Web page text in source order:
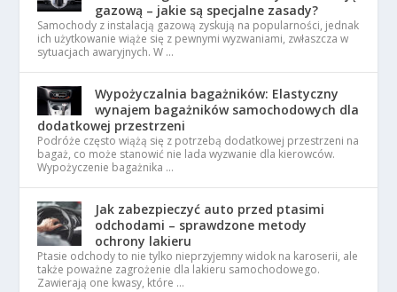
gazową – jakie są specjalne zasady?
Samochody z instalacją gazową zyskują na popularności, jednak
ich użytkowanie wiąże się z pewnymi wyzwaniami, zwłaszcza w
sytuacjach awaryjnych. W …
Wypożyczalnia bagażników: Elastyczny
wynajem bagażników samochodowych dla
dodatkowej przestrzeni
Podróże często wiążą się z potrzebą dodatkowej przestrzeni na
bagaż, co może stanowić nie lada wyzwanie dla kierowców.
Wypożyczenie bagażnika …
Jak zabezpieczyć auto przed ptasimi
odchodami – sprawdzone metody
ochrony lakieru
Ptasie odchody to nie tylko nieprzyjemny widok na karoserii, ale
także poważne zagrożenie dla lakieru samochodowego.
Zawierają one kwasy, które …